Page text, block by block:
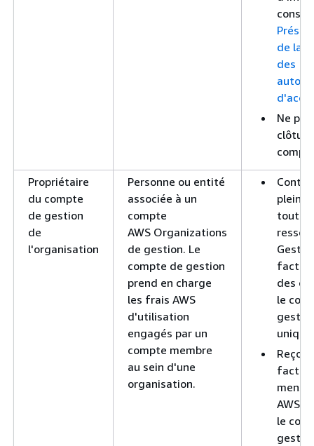
de la
des
Ne
Propriétaire
du compte
de gestion
de
l'organisation
Personne ou entité
associée à un
compte
AWS Organizations
de gestion. Le
compte de gestion
prend en charge
les frais AWS
d'utilisation
engagés par un
compte membre
au sein d'une
organisation.
toutes
des
le
Reçoit
AWS
le